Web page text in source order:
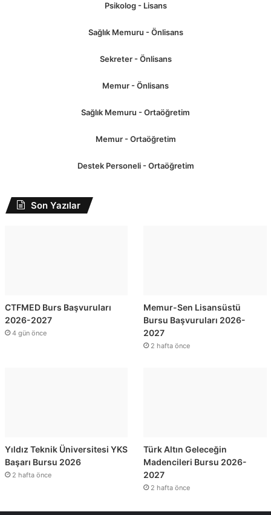
Psikolog - Lisans
Sağlık Memuru - Önlisans
Sekreter - Önlisans
Memur - Önlisans
Sağlık Memuru - Ortaöğretim
Memur - Ortaöğretim
Destek Personeli - Ortaöğretim
Son Yazılar
CTFMED Burs Başvuruları
2026-2027
4 gün önce
Memur-Sen Lisansüstü
Bursu Başvuruları 2026-
2027
2 hafta önce
Yıldız Teknik Üniversitesi YKS
Başarı Bursu 2026
2 hafta önce
Türk Altın Geleceğin
Madencileri Bursu 2026-
2027
2 hafta önce